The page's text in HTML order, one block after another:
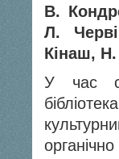
В.
Л.
Кінаш,
У час